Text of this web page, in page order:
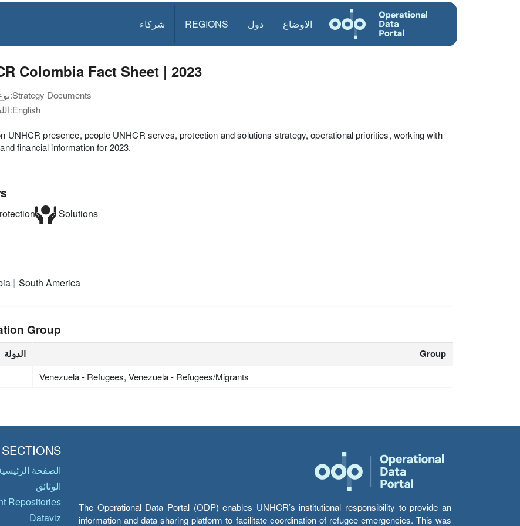
الاوضاع دول REGIONS شركاء
Colombia Fact Sheet | 2023
نوع الوثيقة:Strategy Documents
اللغة:English
UNHCR presence, people UNHCR serves, protection and solutions strategy, operational priorities, working with
financial information for 2023.
Solutions
South America
Group
الدولة Group
Venezuela - Refugees, Venezuela - Refugees/Migrants
The Operational Data Portal (ODP) enables UNHCR’s institutional responsibility to provide an
information and data sharing platform to facilitate coordination of refugee emergencies. This was
SECTIONS
الصفحة
الوثائق
Repositories
Dataviz